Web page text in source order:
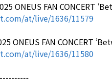
ONEUS FAN CONCERT
at/live/1636/11579
ONEUS FAN CONCERT
at/live/1636/11580